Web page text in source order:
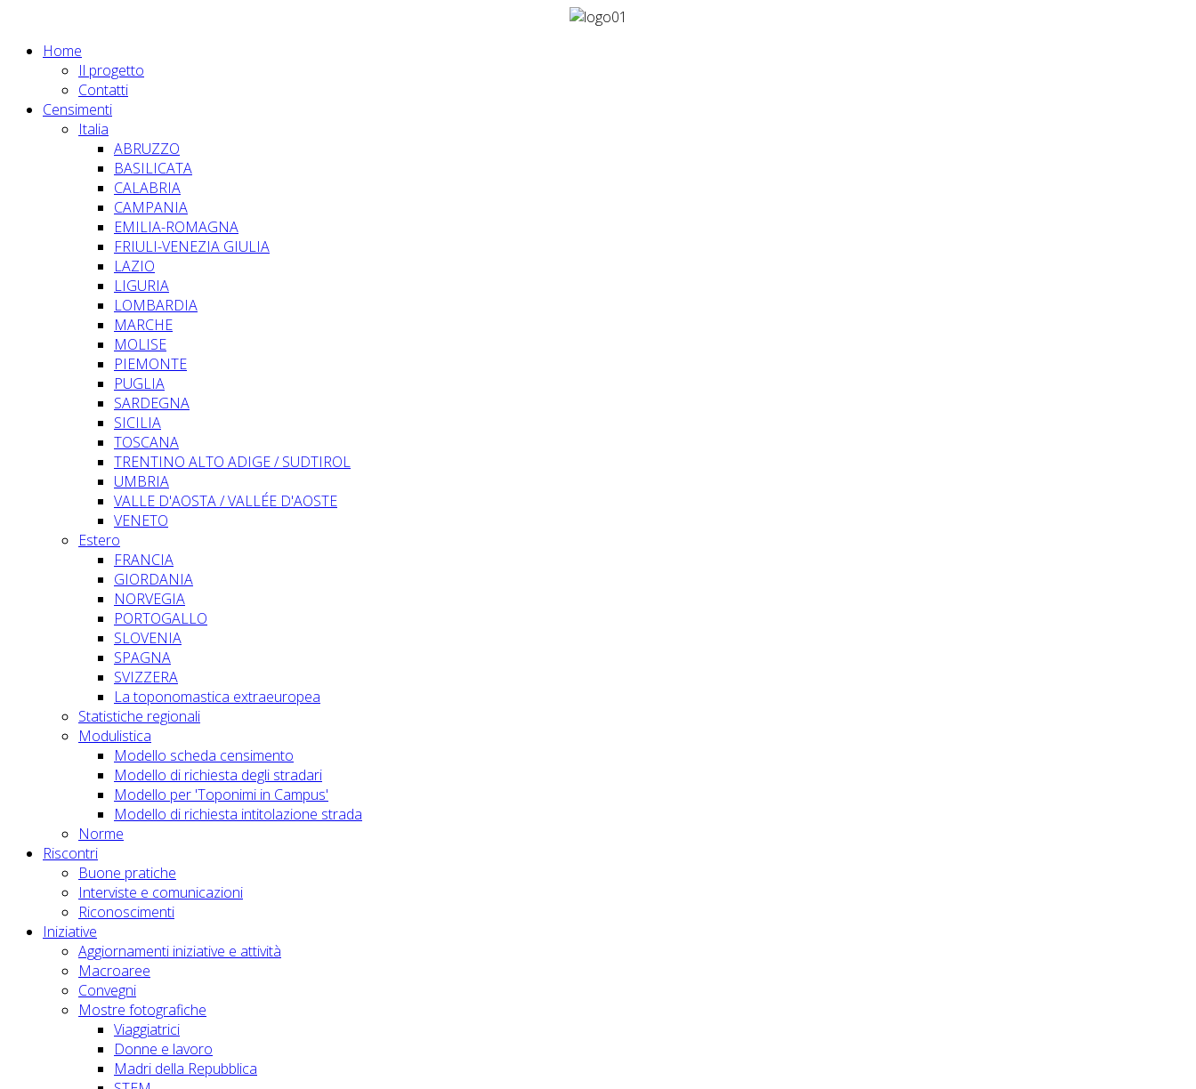
Home
Il progetto
Contatti
Censimenti
Italia
ABRUZZO
BASILICATA
CALABRIA
CAMPANIA
EMILIA-ROMAGNA
FRIULI-VENEZIA GIULIA
LAZIO
LIGURIA
LOMBARDIA
MARCHE
MOLISE
PIEMONTE
PUGLIA
SARDEGNA
SICILIA
TOSCANA
TRENTINO ALTO ADIGE / SUDTIROL
UMBRIA
VALLE D'AOSTA / VALLÉE D'AOSTE
VENETO
Estero
FRANCIA
GIORDANIA
NORVEGIA
PORTOGALLO
SLOVENIA
SPAGNA
SVIZZERA
La toponomastica extraeuropea
Statistiche regionali
Modulistica
Modello scheda censimento
Modello di richiesta degli stradari
Modello per 'Toponimi in Campus'
Modello di richiesta intitolazione strada
Norme
Riscontri
Buone pratiche
Interviste e comunicazioni
Riconoscimenti
Iniziative
Aggiornamenti iniziative e attività
Macroaree
Convegni
Mostre fotografiche
Viaggiatrici
Donne e lavoro
Madri della Repubblica